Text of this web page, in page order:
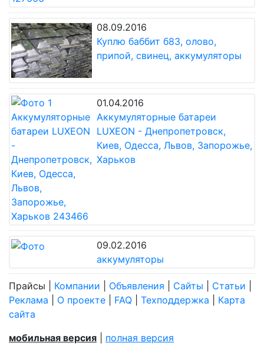
08.09.2016
Куплю баббит б83, олово,
припой, свинец, аккумуляторы
01.04.2016
Аккумуляторные батареи
LUXEON - Днепропетровск,
Киев, Одесса, Львов, Запорожье,
Харьков
09.02.2016
аккумуляторы
Прайсы Компании Объявления Сайты Статьи
Реклама
О проекте FAQ Техподдержка
Карта
сайта
мобильная версия
полная версия